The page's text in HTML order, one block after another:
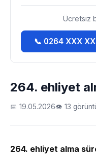
264. ehliyet
📅 19.05.2026👁 13
264. ehliyet alma
Ücretsiz
📞 0264 XXX